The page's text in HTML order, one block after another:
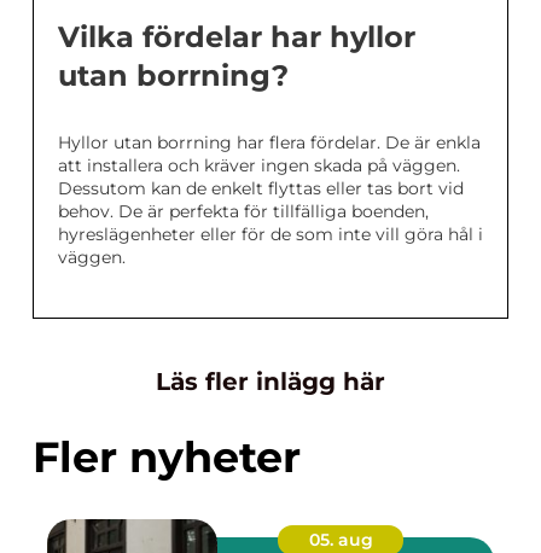
Vilka fördelar har hyllor
utan borrning?
Hyllor utan borrning har flera fördelar. De är enkla
att installera och kräver ingen skada på väggen.
Dessutom kan de enkelt flyttas eller tas bort vid
behov. De är perfekta för tillfälliga boenden,
hyreslägenheter eller för de som inte vill göra hål i
väggen.
Läs fler inlägg här
Fler nyheter
05. aug